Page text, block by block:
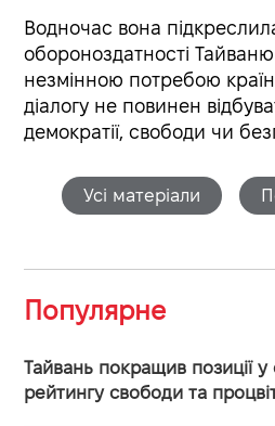
Водночас вона
обороноздатності
незмінною потребою
діалогу не повинен
демократії, свободи чи
Усі матеріали
Популярне
Тайвань покращив позиції у
рейтингу свободи та